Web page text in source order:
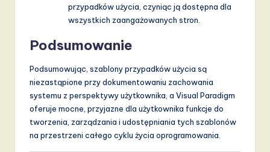
przypadków użycia, czyniąc ją dostępna dla
wszystkich zaangażowanych stron.
Podsumowanie
Podsumowując, szablony przypadków użycia są
niezastąpione przy dokumentowaniu zachowania
systemu z perspektywy użytkownika, a Visual Paradigm
oferuje mocne, przyjazne dla użytkownika funkcje do
tworzenia, zarządzania i udostępniania tych szablonów
na przestrzeni całego cyklu życia oprogramowania.